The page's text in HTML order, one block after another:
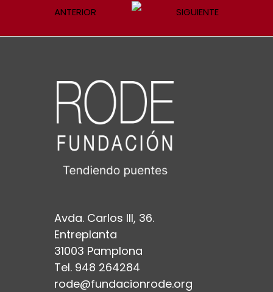
ANTERIOR SIGUIENTE
Avda. Carlos III, 36.
Entreplanta
31003 Pamplona
Tel. 948 264284
rode@fundacionrode.org